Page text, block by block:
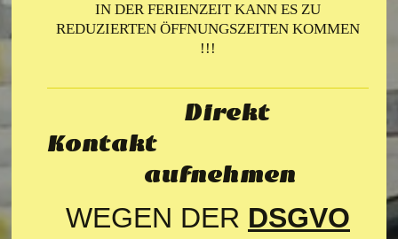
IN DER FERIENZEIT KANN ES ZU
REDUZIERTEN ÖFFNUNGSZEITEN KOMMEN
!!!
Direkt
Kontakt
aufnehmen
WEGEN DER DSGVO